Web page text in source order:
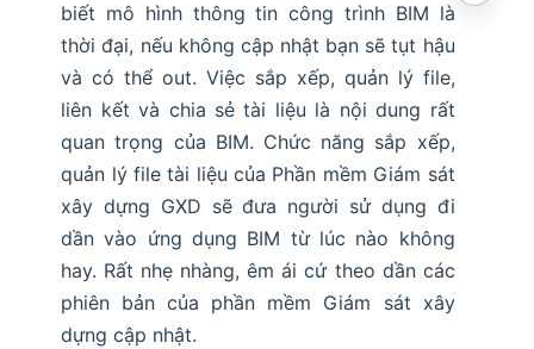
biết mô hình thông tin công trình BIM là
thời đại, nếu không cập nhật bạn sẽ tụt hậu
và có thể out. Việc sắp xếp, quản lý file,
liên kết và chia sẻ tài liệu là nội dung rất
quan trọng của BIM. Chức năng sắp xếp,
quản lý file tài liệu của Phần mềm Giám sát
xây dựng GXD sẽ đưa người sử dụng đi
dần vào ứng dụng BIM từ lúc nào không
hay. Rất nhẹ nhàng, êm ái cứ theo dần các
phiên bản của phần mềm Giám sát xây
dựng cập nhật.